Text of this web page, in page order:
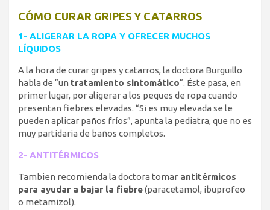
CÓMO CURAR GRIPES Y CATARROS
1- ALIGERAR LA ROPA Y OFRECER MUCHOS
LÍQUIDOS
A la hora de curar gripes y catarros, la doctora Burguillo
habla de “un tratamiento sintomático“. Éste pasa, en
primer lugar, por aligerar a los peques de ropa cuando
presentan fiebres elevadas. “Si es muy elevada se le
pueden aplicar paños fríos”, apunta la pediatra, que no es
muy partidaria de baños completos.
2- ANTITÉRMICOS
Tambien recomienda la doctora tomar antitérmicos
para ayudar a bajar la fiebre(paracetamol, ibuprofeo
o metamizol).